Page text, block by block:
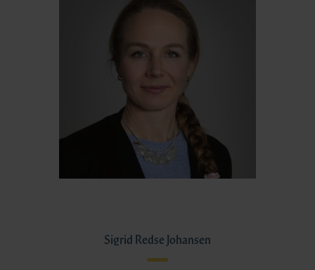
Sigrid Redse Johansen